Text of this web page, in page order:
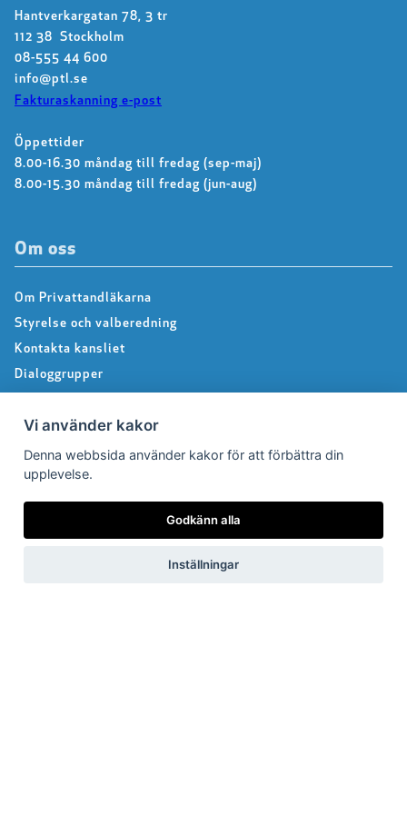
Hantverkargatan 78, 3 tr
112 38 Stockholm
08-555 44 600
info@ptl.se
Fakturaskanning e-post
Öppettider
8.00-16.30 måndag till fredag (sep-maj)
8.00-15.30 måndag till fredag (jun-aug)
Om oss
Om Privattandläkarna
Styrelse och valberedning
Kontakta kansliet
Dialoggrupper
Integritetspolicy
Följ oss på Facebook
Vi använder kakor
Denna webbsida använder kakor för att förbättra din
upplevelse.
Godkänn alla
Inställningar